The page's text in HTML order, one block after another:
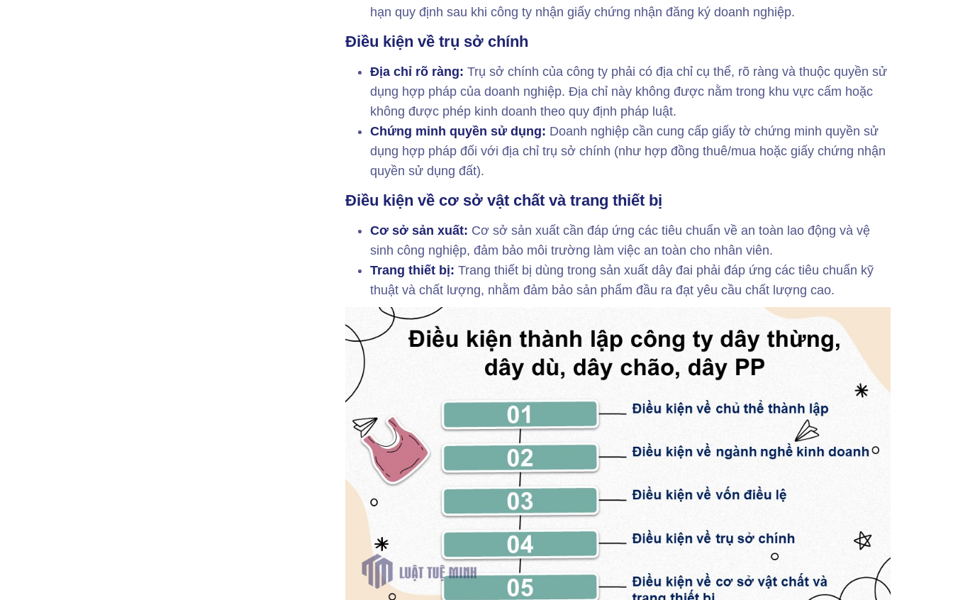
hạn quy định sau khi công ty nhận giấy chứng nhận đăng ký doanh nghiệp.
Điều kiện về trụ sở chính
Địa chỉ rõ ràng: Trụ sở chính của công ty phải có địa chỉ cụ thể, rõ ràng và thuộc quyền sử
dụng hợp pháp của doanh nghiệp. Địa chỉ này không được nằm trong khu vực cấm hoặc
không được phép kinh doanh theo quy định pháp luật.
Chứng minh quyền sử dụng: Doanh nghiệp cần cung cấp giấy tờ chứng minh quyền sử
dụng hợp pháp đối với địa chỉ trụ sở chính (như hợp đồng thuê/mua hoặc giấy chứng nhận
quyền sử dụng đất).
Điều kiện về cơ sở vật chất và trang thiết bị
Cơ sở sản xuất: Cơ sở sản xuất cần đáp ứng các tiêu chuẩn về an toàn lao động và vệ
sinh công nghiệp, đảm bảo môi trường làm việc an toàn cho nhân viên.
Trang thiết bị: Trang thiết bị dùng trong sản xuất dây đai phải đáp ứng các tiêu chuẩn kỹ
thuật và chất lượng, nhằm đảm bảo sản phẩm đầu ra đạt yêu cầu chất lượng cao.